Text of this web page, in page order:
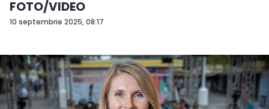
10 septembrie 2025, 08:17
FOTO/VIDEO